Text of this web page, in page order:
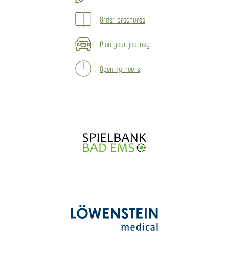
Order brochures
Plan your journey
Opening hours